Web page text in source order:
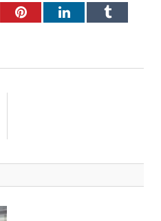
PinterestLinkedInTumblr